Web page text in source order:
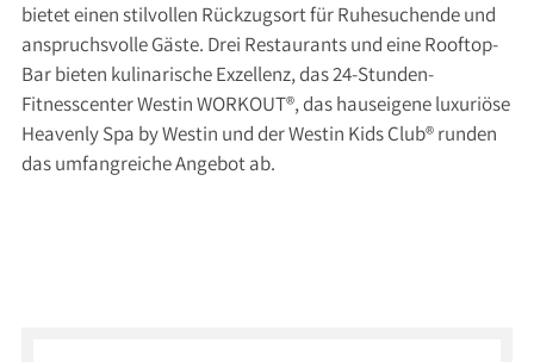
bietet einen stilvollen Rückzugsort für Ruhesuchende und
anspruchsvolle Gäste. Drei Restaurants und eine Rooftop-
Bar bieten kulinarische Exzellenz, das 24-Stunden-
Fitnesscenter Westin WORKOUT®, das hauseigene luxuriöse
Heavenly Spa by Westin und der Westin Kids Club® runden
das umfangreiche Angebot ab.